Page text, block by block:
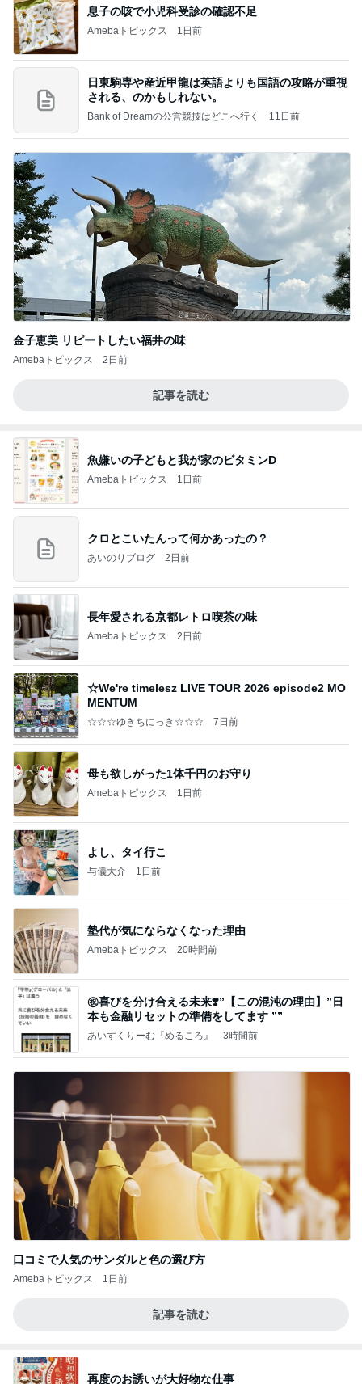
息子の咳で小児科受診の確認不足
Amebaトピックス 1日前
日東駒専や産近甲龍は英語よりも国語の攻略が重視
される、のかもしれない。
Bank of Dreamの公営競技はどこへ行く 11日前
金子恵美 リピートしたい福井の味
Amebaトピックス 2日前
記事を読む
魚嫌いの子どもと我が家のビタミンD
Amebaトピックス 1日前
クロとこいたんって何かあったの？
あいのりブログ 2日前
長年愛される京都レトロ喫茶の味
Amebaトピックス 2日前
☆We're timelesz LIVE TOUR 2026 episode2 MO
MENTUM
☆☆☆ゆきちにっき☆☆☆ 7日前
母も欲しがった1体千円のお守り
Amebaトピックス 1日前
よし、タイ行こ
与儀大介 1日前
塾代が気にならなくなった理由
Amebaトピックス 20時間前
㊗️喜びを分け合える未来❣️”【この混沌の理由】”⽇
本も⾦融リセットの準備をしてます ””
あいすくりーむ『めるころ』 3時間前
口コミで人気のサンダルと色の選び方
Amebaトピックス 1日前
記事を読む
再度のお誘いが大好物な仕事